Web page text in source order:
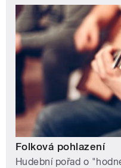
Folková pohlazení
Hudební pořad o